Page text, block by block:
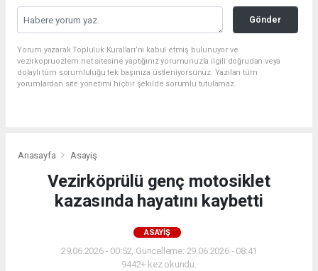
Gönder
Yorum yazarak Topluluk Kuralları’nı kabul etmiş bulunuyor ve
vezirkopruozlem.net sitesine yaptığınız yorumunuzla ilgili doğrudan veya
dolaylı tüm sorumluluğu tek başınıza üstleniyorsunuz. Yazılan tüm
yorumlardan site yönetimi hiçbir şekilde sorumlu tutulamaz.
Anasayfa Asayiş
Vezirköprülü genç motosiklet
kazasında hayatını kaybetti
ASAYIŞ
29.06.2026 - 00:52, Güncelleme: 29.06.2026 - 08:41
9442+ kez okundu.